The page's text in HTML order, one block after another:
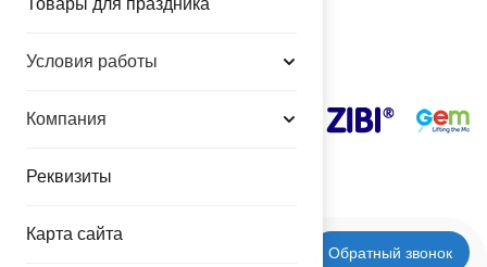
Товары для праздника
Условия работы
Компания
Реквизиты
Карта сайта
Обратный звонок